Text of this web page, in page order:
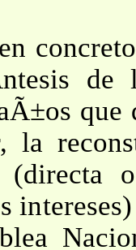
que
la
(directa